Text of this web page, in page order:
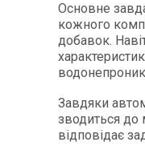
Основне
кожного
добавок.
Завдяки
зводиться до
відповідає